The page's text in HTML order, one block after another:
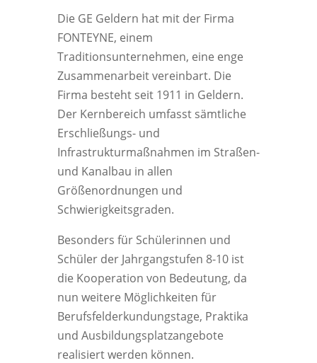
Die GE Geldern hat mit der Firma
FONTEYNE, einem
Traditionsunternehmen, eine enge
Zusammenarbeit vereinbart. Die
Firma besteht seit 1911 in Geldern.
Der Kernbereich umfasst sämtliche
Erschließungs- und
Infrastrukturmaßnahmen im Straßen-
und Kanalbau in allen
Größenordnungen und
Schwierigkeitsgraden.
Besonders für Schülerinnen und
Schüler der Jahrgangstufen 8-10 ist
die Kooperation von Bedeutung, da
nun weitere Möglichkeiten für
Berufsfelderkundungstage, Praktika
und Ausbildungsplatzangebote
realisiert werden können.